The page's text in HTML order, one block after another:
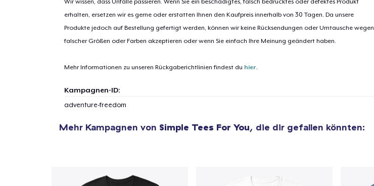
Wir wissen, dass Unfälle passieren. Wenn Sie ein beschädigtes, falsch bedrucktes oder defektes Produkt
erhalten, ersetzen wir es gerne oder erstatten Ihnen den Kaufpreis innerhalb von 30 Tagen. Da unsere
Produkte jedoch auf Bestellung gefertigt werden, können wir keine Rücksendungen oder Umtausche wegen
falscher Größen oder Farben akzeptieren oder wenn Sie einfach Ihre Meinung geändert haben.
Mehr Informationen zu unseren Rückgaberichtlinien findest du hier.
Kampagnen-ID:
adventure-freedom
Mehr Kampagnen von Simple Tees For You, die dir gefallen könnten:
1 Artikel wurde zum Einkaufswagen